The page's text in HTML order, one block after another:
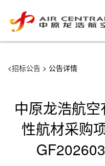
用户案例
联系我们
<招标公告 > 公告详情
中原龙浩航
性航材采购